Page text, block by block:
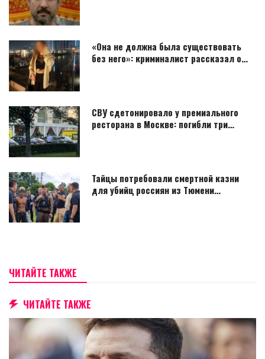
«Она не должна была существовать
без него»: криминалист рассказал о…
СВУ сдетонировало у премиального
ресторана в Москве: погибли три…
Тайцы потребовали смертной казни
для убийц россиян из Тюмени…
ЧИТАЙТЕ ТАКЖЕ
ЧИТАЙТЕ ТАКЖЕ